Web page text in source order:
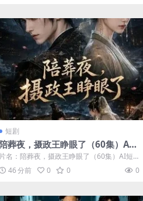
短剧
陪葬夜，摄政王睁眼了（60集）AI
短剧 (2026)
片名：陪葬夜，摄政王睁眼了（60集）AI短
剧 (2026) 分类：短剧 年份：2...
46 分前 0 0 0